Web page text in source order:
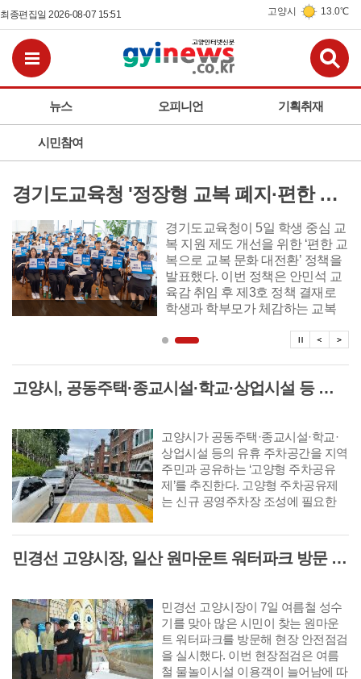
최종편집일 2026-08-07 15:51 고양시 13.0℃
뉴스 오피니언 기획취재
시민참여
경기도교육청 '정장형 교복 폐지·편한 교복 전환, 교복 자율화 공론화' 추진
경기도교육청이 5일 학생 중심 교
복 지원 제도 개선을 위한 ‘편한 교
복으로 교복 문화 대전환’ 정책을
발표했다. 이번 정책은 안민석 교
육감 취임 후 제3호 정책 결재로
학생과 학부모가 체감하는 교복
정책 주요 내용은 ▲편한 교복으
부담 완화 ▲학교 업무 경감 등이
으로 개선하는 데 초점을 맞췄다.
탑
탑뉴스
고양시, 공동주택·종교시설·학교·상업시설 등 활용 '고양형 주차공유제' 추진
고양시가 공동주택·종교시설·학교·
상업시설 등의 유휴 주차공간을 지역
주민과 공유하는 ‘고양형 주차공유
제’를 추진한다. 고양형 주차공유제
는 신규 공영주차장 조성에 필요한
기존 시설의 이용률이 낮은 시간대에
주차공간을 개방해 지역 주차난을 완
화하는 사업이다.
민경선 고양시장, 일산 원마운트 워터파크 방문 '안전사고 방지 대책 점검'
민경선 고양시장이 7일 여름철 성수
기를 맞아 많은 시민이 찾는 원마운
트 워터파크를 방문해 현장 안전점검
을 실시했다. 이번 현장점검은 여름
철 물놀이시설 이용객이 늘어남에 따